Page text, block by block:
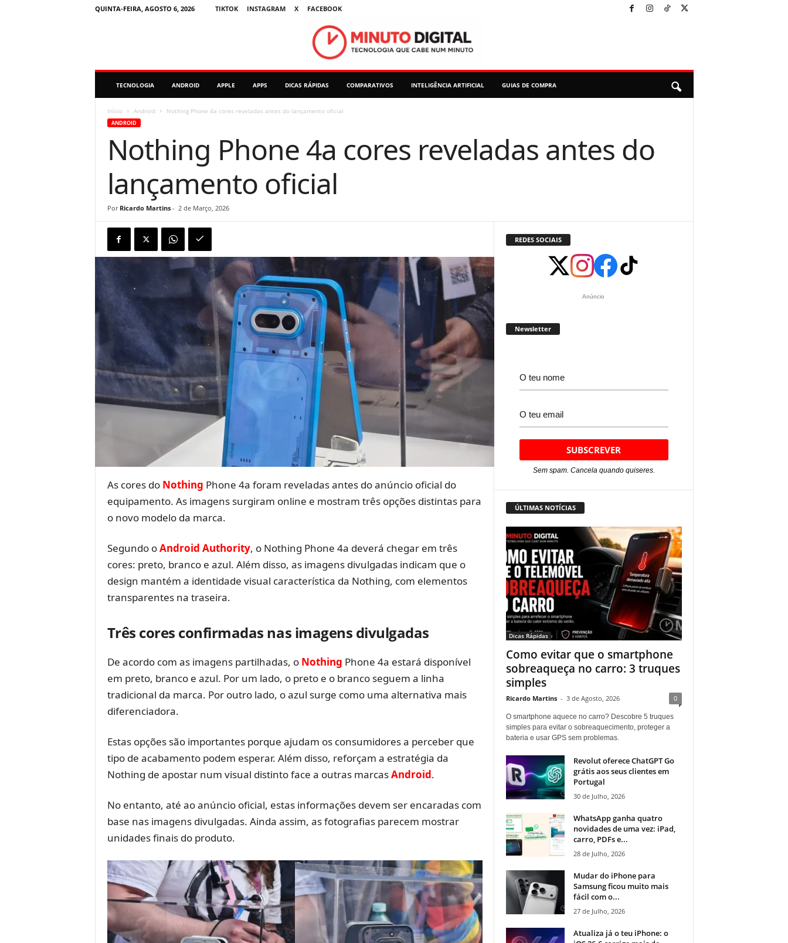
QUINTA-FEIRA, AGOSTO 6, 2026 TIKTOK INSTAGRAM X FACEBOOK
M
n
TECNOLOGIA ANDROID APPLE APPS DICAS RÁPIDAS COMPARATIVOS INTELIGÊNCIA ARTIFICIAL GUIAS DE COMPRA
Início Android Nothing Phone 4a cores reveladas antes do lançamento oficial
ANDROID
Nothing Phone 4a cores reveladas antes do
lançamento oficial
Por Ricardo Martins- 2 de Março, 2026
As cores do Nothing Phone 4a foram reveladas antes do anúncio oficial do
equipamento. As imagens surgiram online e mostram três opções distintas para
o novo modelo da marca.
Segundo oAndroid Authority, o Nothing Phone 4a deverá chegar em três
cores: preto, branco e azul. Além disso, as imagens divulgadas indicam que o
design mantém a identidade visual característica da Nothing, com elementos
transparentes na traseira.
Três cores confirmadas nas imagens divulgadas
De acordo com as imagens partilhadas, o Nothing Phone 4a estará disponível
em preto, branco e azul. Por um lado, o preto e o branco seguem a linha
tradicional da marca. Por outro lado, o azul surge como uma alternativa mais
diferenciadora.
Estas opções são importantes porque ajudam os consumidores a perceber que
tipo de acabamento podem esperar. Além disso, reforçam a estratégia da
Nothing de apostar num visual distinto face a outras marcasAndroid.
No entanto, até ao anúncio oficial, estas informações devem ser encaradas com
base nas imagens divulgadas. Ainda assim, as fotografias parecem mostrar
unidades finais do produto.
REDES SOCIAIS
Anúncio
Newsletter
Sem spam. Cancela quando quiseres.
ÚLTIMAS NOTÍCIAS
Dicas Rápidas
Como evitar que o smartphone
sobreaqueça no carro: 3 truques
simples
Ricardo Martins - 3 de Agosto, 2026 0
O smartphone aquece no carro? Descobre 5 truques
simples para evitar o sobreaquecimento, proteger a
bateria e usar GPS sem problemas.
Revolut oferece ChatGPT Go
grátis aos seus clientes em
Portugal
30 de Julho, 2026
WhatsApp ganha quatro
novidades de uma vez: iPad,
carro, PDFs e...
28 de Julho, 2026
Mudar do iPhone para
Samsung ficou muito mais
fácil com o...
27 de Julho, 2026
Atualiza já o teu iPhone: o